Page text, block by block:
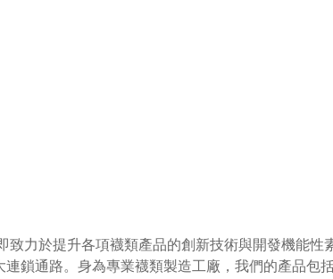
致力於提升各項襪類產品的創新技術與開發機能性
鎖通路。身為專業襪類製造工廠，我們的產品包